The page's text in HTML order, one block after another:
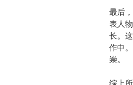
最后
表人
长。
作中
崇。
综上